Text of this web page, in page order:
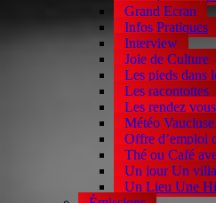
Grand Ecran
Infos Pratiques
Interview
Joie de Culture
Les pieds dans
Les racontottes
Les rendez
Météo Vaucluse
Offre d’emploi
Thé ou Café
Un jour Un
Un Lieu Une